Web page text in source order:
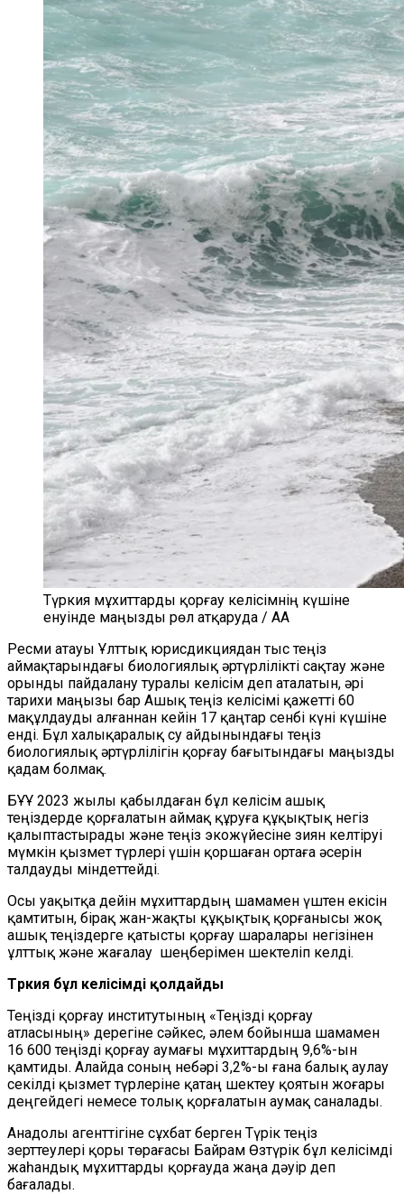
Түркия мұхиттарды қорғау келісімнің күшіне
енуінде маңызды рөл атқаруда / AA
Ресми атауы Ұлттық юрисдикциядан тыс теңіз
аймақтарындағы биологиялық әртүрлілікті сақтау және
орынды пайдалану туралы келісім деп аталатын, әрі
тарихи маңызы бар Ашық теңіз келісімі қажетті 60
мақұлдауды алғаннан кейін 17 қаңтар сенбі күні күшіне
енді. Бұл халықаралық су айдынындағы теңіз
биологиялық әртүрлілігін қорғау бағытындағы маңызды
қадам болмақ.
БҰҰ 2023 жылы қабылдаған бұл келісім ашық
теңіздерде қорғалатын аймақ құруға құқықтық негіз
қалыптастырады және теңіз экожүйесіне зиян келтіруі
мүмкін қызмет түрлері үшін қоршаған ортаға әсерін
талдауды міндеттейді.
Осы уақытқа дейін мұхиттардың шамамен үштен екісін
қамтитын, бірақ жан-жақты құқықтық қорғанысы жоқ
ашық теңіздерге қатысты қорғау шаралары негізінен
ұлттық және жағалау шеңберімен шектеліп келді.
Түркия бұл келісімді қолдайды
Теңізді қорғау институтының «Теңізді қорғау
атласының» дерегіне сәйкес, әлем бойынша шамамен
16 600 теңізді қорғау аумағы мұхиттардың 9,6%-ын
қамтиды. Алайда соның небәрі 3,2%-ы ғана балық аулау
секілді қызмет түрлеріне қатаң шектеу қоятын жоғары
деңгейдегі немесе толық қорғалатын аумақ саналады.
Анадолы агенттігіне сұхбат берген Түрік теңіз
зерттеулері қоры төрағасы Байрам Өзтүрік бұл келісімді
жаһандық мұхиттарды қорғауда жаңа дәуір деп
бағалады.